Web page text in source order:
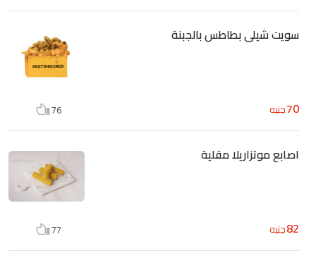
سويت شيلى بطاطس بالجبنة
70جنيه 76
اصابع موتزاريلا مقلية
82جنيه 77